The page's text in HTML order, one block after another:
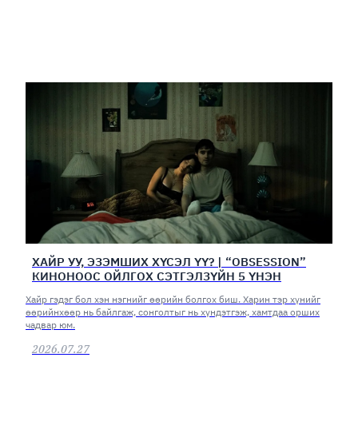
ХАЙР УУ, ЭЗЭМШИХ ХҮСЭЛ ҮҮ? | “OBSESSION”
КИНОНООС ОЙЛГОХ СЭТГЭЛЗҮЙН 5 ҮНЭН
Хайр гэдэг бол хэн нэгнийг өөрийн болгох биш. Харин тэр хүнийг
өөрийнхөөр нь байлгаж, сонголтыг нь хүндэтгэж, хамтдаа орших
чадвар юм.
2026.07.27